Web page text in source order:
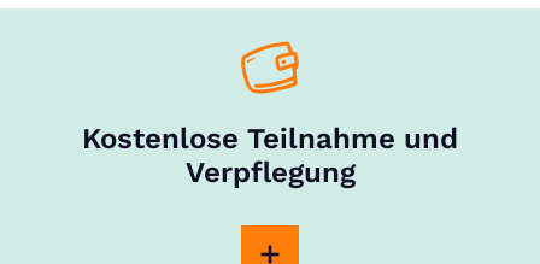
Kostenlose Teilnahme und
Verpflegung